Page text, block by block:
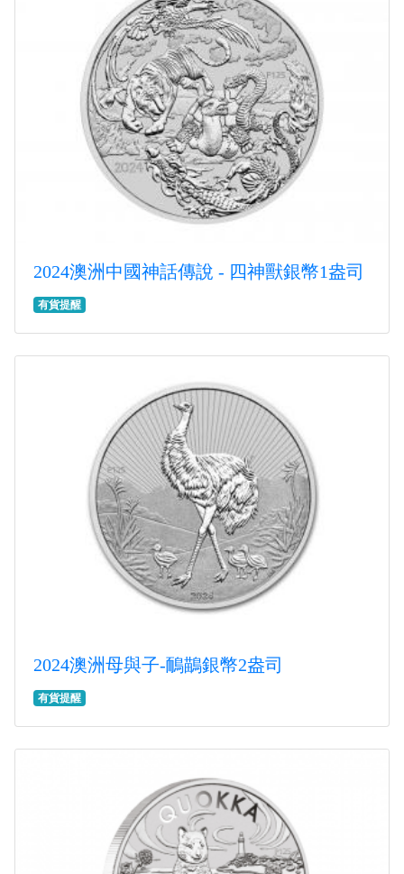
2024澳洲中國神話傳說 - 四神獸銀幣1盎司
有貨提醒
2024澳洲母與子-鴯鶓銀幣2盎司
有貨提醒